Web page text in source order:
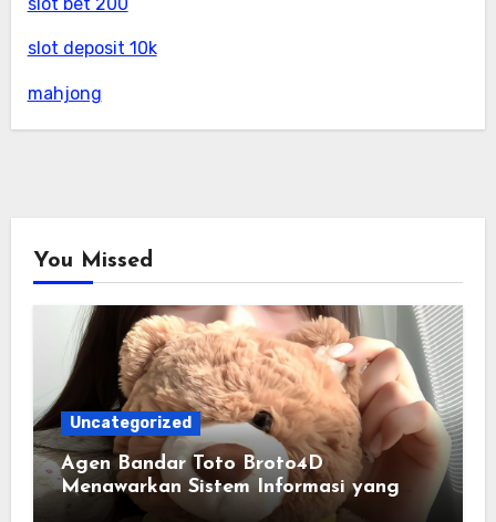
slot deposit 10k
mahjong
You Missed
Uncategorized
Agen Bandar Toto Broto4D
Menawarkan Sistem Informasi yang
Lebih Terstruktur